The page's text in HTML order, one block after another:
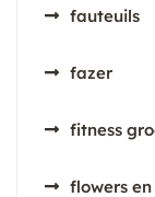
fauteuils
fazer
fitness
flowers